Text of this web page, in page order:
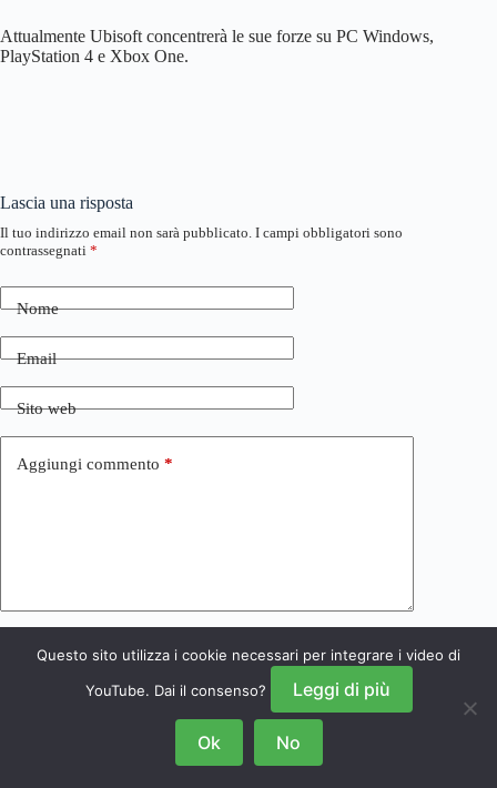
Attualmente Ubisoft concentrerà le sue forze su PC Windows,
PlayStation 4 e Xbox One.
Lascia una risposta
Il tuo indirizzo email non sarà pubblicato. I campi obbligatori sono
contrassegnati *
Nome
Email
Sito web
Aggiungi commento *
Invia commento
Questo sito utilizza i cookie necessari per integrare i video di
YouTube. Dai il consenso?
Leggi di più
Ok No